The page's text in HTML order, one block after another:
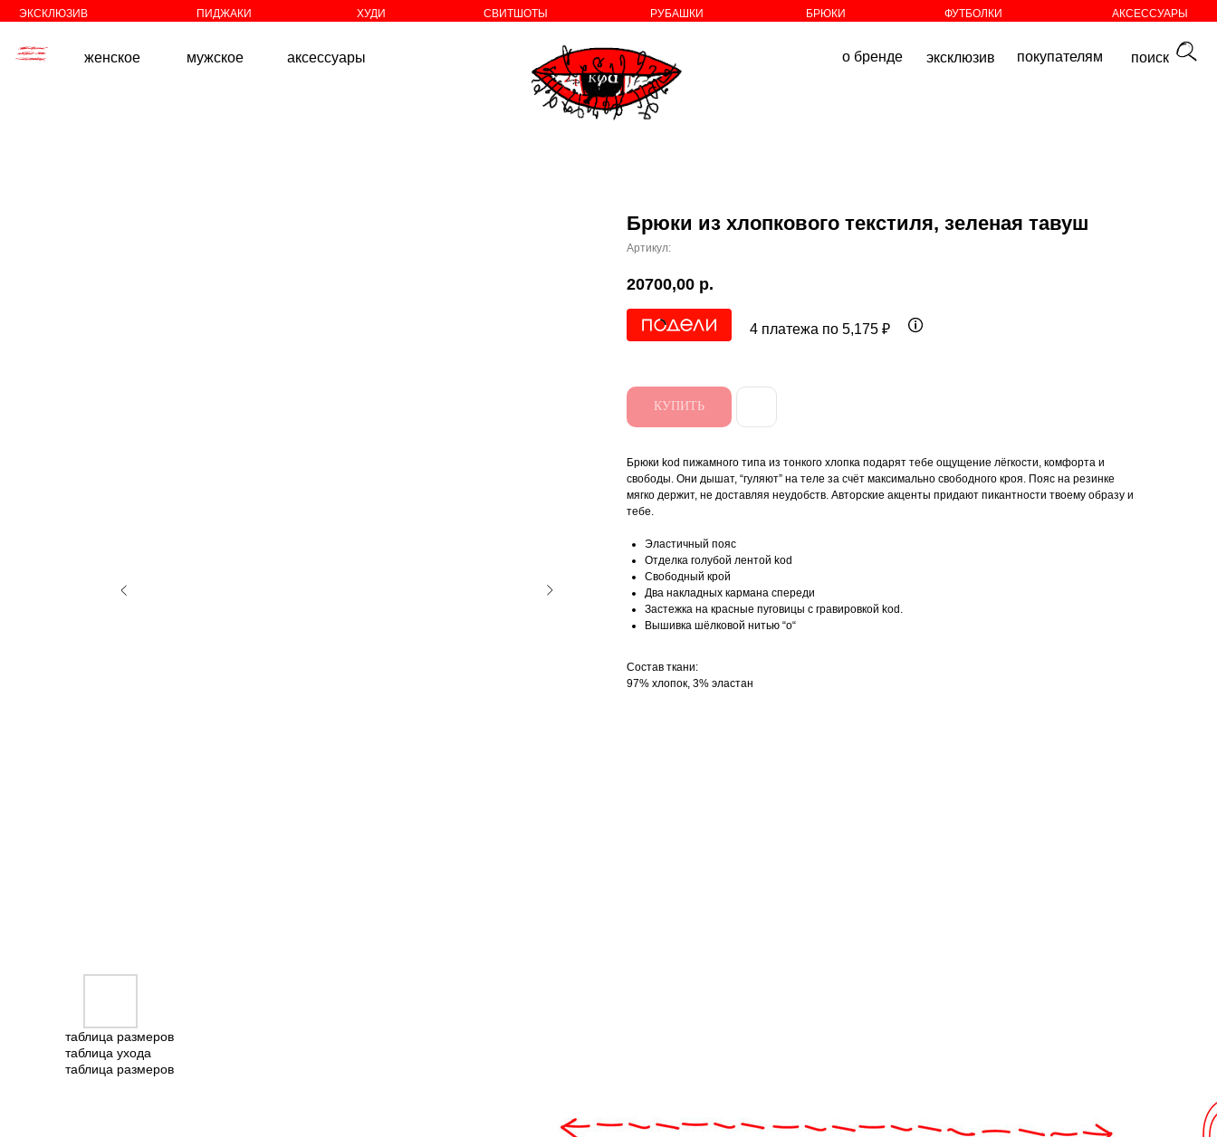
женское мужское аксессуары поиск
эксклюзив
ЭКСКЛЮЗИВ ПИДЖАКИ ХУДИ СВИТШОТЫ РУБАШКИ БРЮКИ ФУТБОЛКИ АКСЕССУАРЫ
Брюки из хлопкового текстиля, зеленая тавуш
Артикул:
20700,00 р.
4 платежа по 5,175 ₽
КУПИТЬ
Брюки kod пижамного типа из тонкого хлопка подарят тебе ощущение лёгкости, комфорта и
свободы. Они дышат, “гуляют” на теле за счёт максимально свободного кроя. Пояс на резинке
мягко держит, не доставляя неудобств. Авторские акценты придают пикантности твоему образу и
тебе.
Эластичный пояс
Отделка голубой лентой kоd
Свободный крой
Два накладных кармана спереди
Застежка на красные пуговицы с гравировкой kоd.
Вышивка шёлковой нитью “о“
Состав ткани:
97% хлопок, 3% эластан
таблица размеров
таблица ухода
таблица размеров